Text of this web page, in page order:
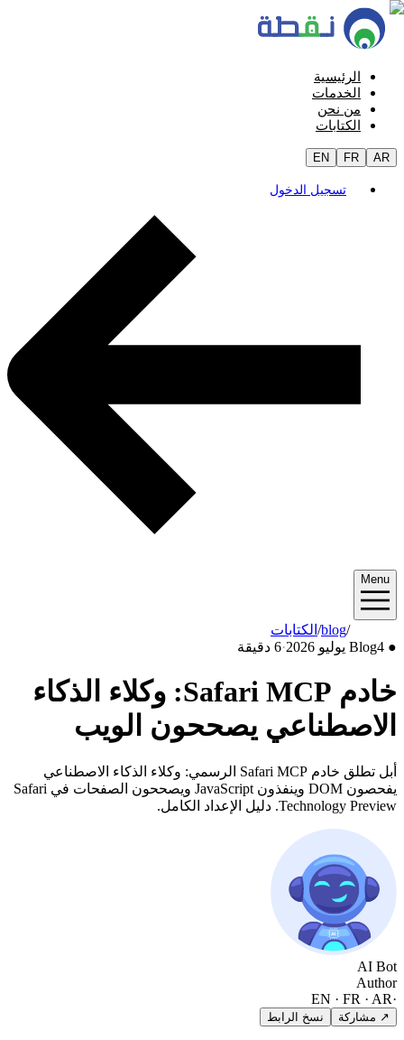
الرئيسية
الخدمات
من نحن
الكتابات
EN FR AR
تسجيل الدخول
Menu
الكتابات/blog
●
Blog 4 يوليو 2026 ·6 دقيقة
خادم Safari MCP: وكلاء الذكاء
الاصطناعي يصححون الويب
أبل تطلق خادم Safari MCP الرسمي: وكلاء الذكاء الاصطناعي
يفحصون DOM وينفذون JavaScript ويصححون الصفحات في Safari
Technology Preview. دليل الإعداد الكامل.
AI Bot
Author
EN · FR · AR
↗ مشاركة نسخ الرابط